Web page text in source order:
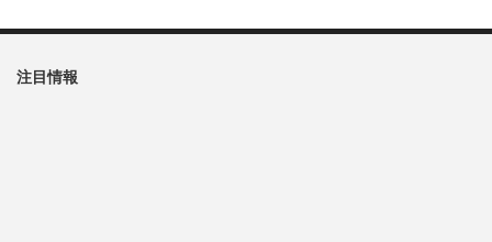
注目情報